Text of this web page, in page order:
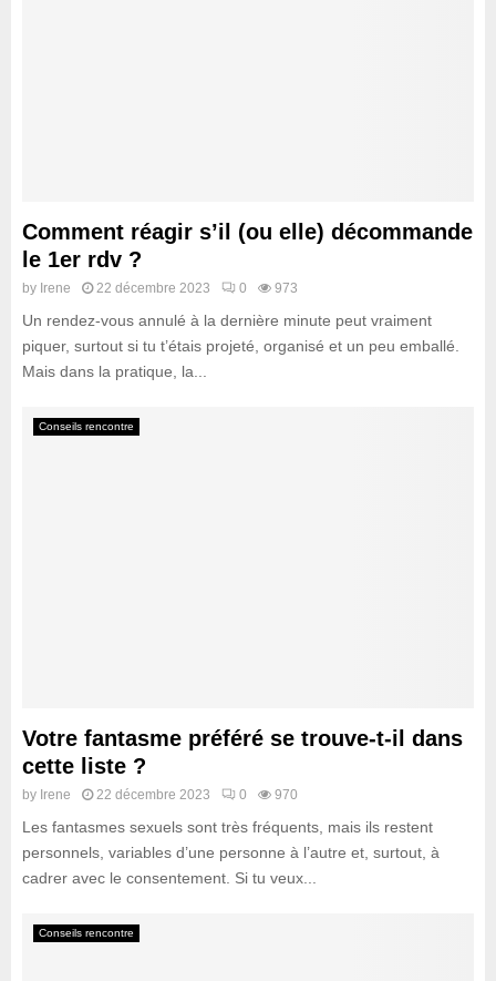
Comment réagir s’il (ou elle) décommande
le 1er rdv ?
by Irene 22 décembre 2023 0 973
Un rendez-vous annulé à la dernière minute peut vraiment
piquer, surtout si tu t’étais projeté, organisé et un peu emballé.
Mais dans la pratique, la...
Conseils rencontre
Votre fantasme préféré se trouve-t-il dans
cette liste ?
by Irene 22 décembre 2023 0 970
Les fantasmes sexuels sont très fréquents, mais ils restent
personnels, variables d’une personne à l’autre et, surtout, à
cadrer avec le consentement. Si tu veux...
Conseils rencontre